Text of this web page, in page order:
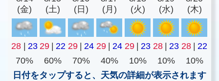
(金)
(土)
(日)
(月)
(火)
(水)
(木)
28 | 23 29 | 22 29 | 24 29 | 24 29 | 23 28 | 23 28 | 22
70%
60% 70% 40% 10% 10%
10%
日付をタップすると、天気の詳細が表示されます